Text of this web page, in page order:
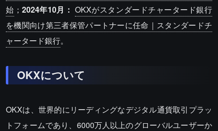
始 ； 2024年10月： OKXがスタンダードチャータード銀行
を機関向け第三者保管パートナーに任命｜スタンダードチ
ャータード銀行。
OKXについて
OKXは、世界的にリーディングなデジタル通貨取引プラッ
トフォームであり、6000万人以上のグローバルユーザーか